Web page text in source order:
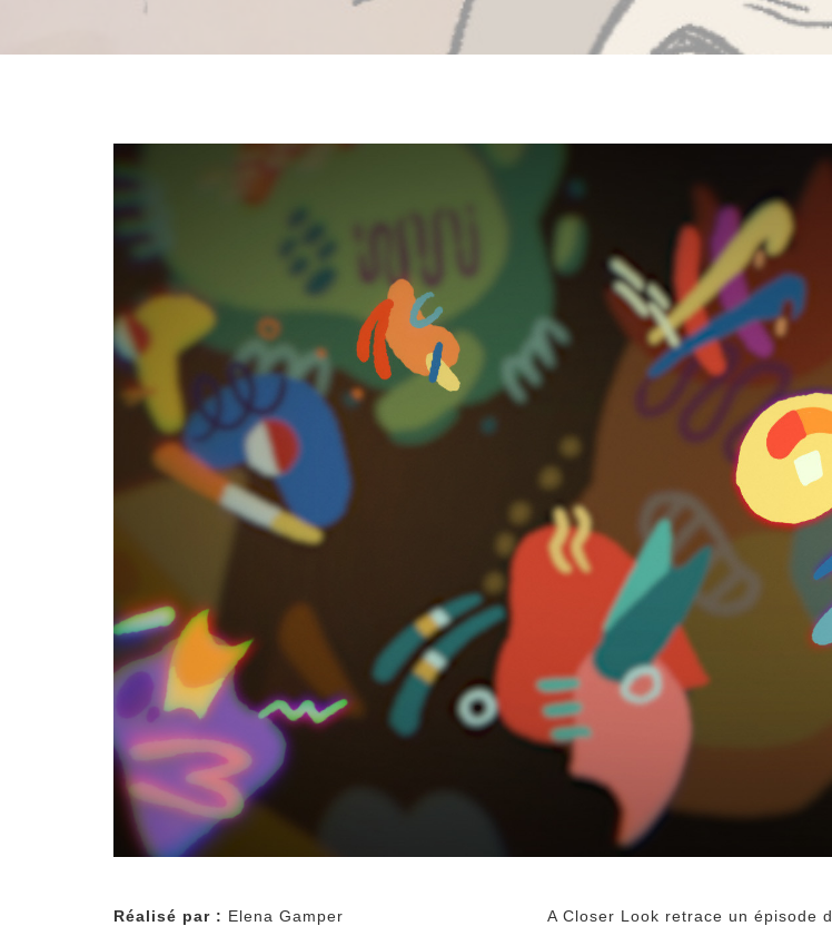
Réalisé par : Elena Gamper
A Closer Look retrace un épisode